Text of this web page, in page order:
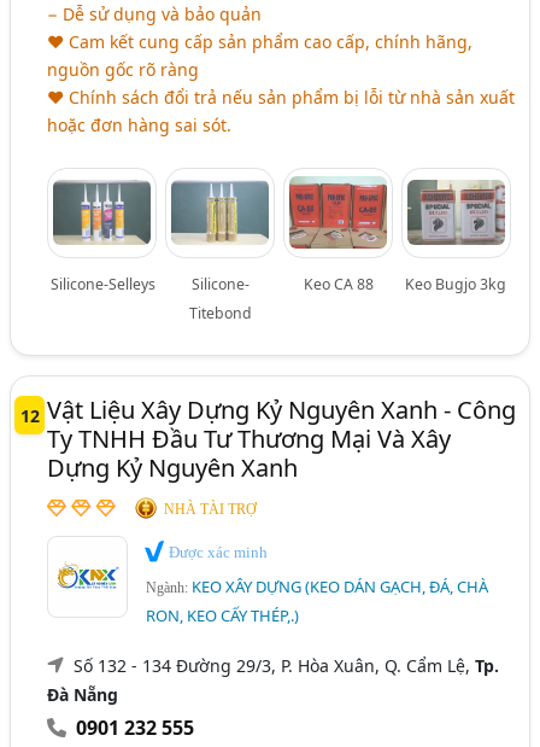
− Dễ sử dụng và bảo quản
♥ Cam kết cung cấp sản phẩm cao cấp, chính hãng,
nguồn gốc rõ ràng
♥ Chính sách đổi trả nếu sản phẩm bị lỗi từ nhà sản xuất
hoặc đơn hàng sai sót.
Silicone-Selleys
Silicone-
Titebond
Keo CA 88 Keo Bugjo 3kg
12 Vật Liệu Xây Dựng Kỷ Nguyên Xanh - Công
Ty TNHH Đầu Tư Thương Mại Và Xây
Dựng Kỷ Nguyên Xanh
NHÀ TÀI TRỢ
Được xác minh
Ngành: KEO XÂY DỰNG (KEO DÁN GẠCH, ĐÁ, CHÀ
RON, KEO CẤY THÉP,.)
Số 132 - 134 Đường 29/3, P. Hòa Xuân, Q. Cẩm Lệ,Tp.
Đà Nẵng
0901 232 555